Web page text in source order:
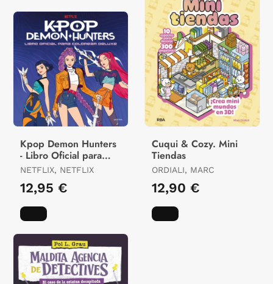
Kpop Demon Hunters
- Libro Oficial para
Colorear Deluxe
NETFLIX, NETFLIX
12,95 €
Cuqui & Cozy. Mini
Tiendas
ORDIALI, MARC
12,90 €